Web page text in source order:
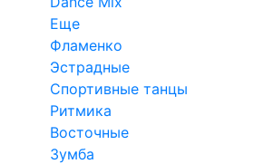
Еще
Фламенко
Эстрадные
Спортивные танцы
Ритмика
Восточные
Зумба